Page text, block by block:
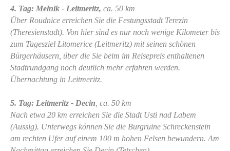
4. Tag: Melnik - Leitmeritz, ca. 50 km
Über Roudnice erreichen Sie die Festungsstadt Terezin
(Theresienstadt). Von hier sind es nur noch wenige Kilometer bis
zum Tagesziel Litomerice (Leitmeritz) mit seinen schönen
Bürgerhäusern, über die Sie beim im Reisepreis enthaltenen
Stadtrundgang noch deutlich mehr erfahren werden.
Übernachtung in Leitmeritz.
5. Tag: Leitmeritz - Decin , ca. 50 km
Nach etwa 20 km erreichen Sie die Stadt Usti nad Labem
(Aussig). Unterwegs können Sie die Burgruine Schreckenstein
am rechten Ufer auf einem 100 m hohen Felsen bewundern. Am